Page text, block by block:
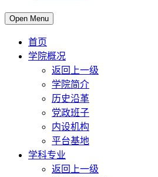
Open Menu
首页
学院概况
返回上一级
学院简介
历史沿革
党政班子
内设机构
平台基地
学科专业
返回上一级